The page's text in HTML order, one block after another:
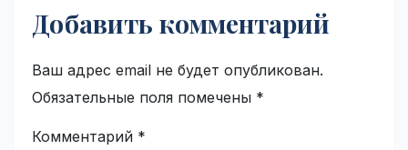
Добавить комментарий
Ваш адрес email не будет опубликован.
Обязательные поля помечены *
Комментарий *